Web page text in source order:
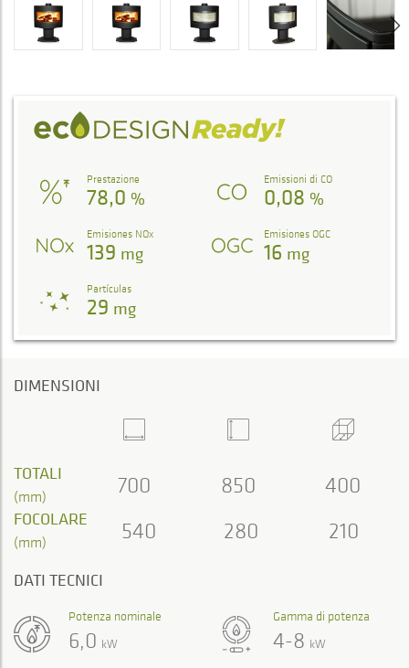
Prestazione
78,0 %
Emissioni di CO
0,08 %
Emisiones NOx
139 mg
Emisiones OGC
16 mg
Partículas
29 mg
DIMENSIONI
TOTALI
(mm) 700 850 400
FOCOLARE
(mm) 540 280 210
DATI TECNICI
Gamma di potenza
4-8 kW
Potenza nominale
6,0 kW